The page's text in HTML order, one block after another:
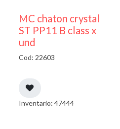
MC chaton crystal
ST PP11 B class x
und
Cod: 22603
Inventario: 47444